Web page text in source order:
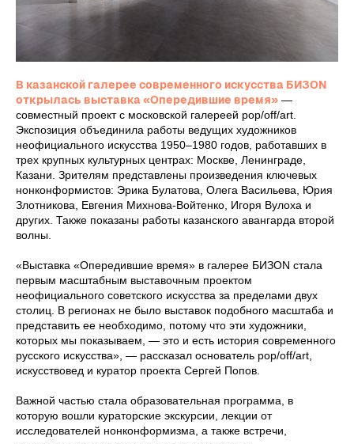
В казанской галерее современного искусства БИЗОN
открылась выставка «Опередившие время» —
совместный проект с московской галереей pop/off/art.
Экспозиция объединила работы ведущих художников
неофициального искусства 1950–1980 годов, работавших в
трех крупных культурных центрах: Москве, Ленинграде,
Казани. Зрителям представлены произведения ключевых
нонконформистов: Эрика Булатова, Олега Васильева, Юрия
Злотникова, Евгения Михнова-Войтенко, Игоря Вулоха и
других. Также показаны работы казанского авангарда второй
волны.
«Выставка «Опередившие время» в галерее БИЗON стала
первым масштабным выставочным проектом
неофициального советского искусства за пределами двух
столиц. В регионах не было выставок подобного масштаба и
представить ее необходимо, потому что эти художники,
которых мы показываем, — это и есть история современного
русского искусства», — рассказал основатель pop/off/art,
искусствовед и куратор проекта Сергей Попов.
Важной частью стала образовательная программа, в
которую вошли кураторские экскурсии, лекции от
исследователей нонконформизма, а также встречи,